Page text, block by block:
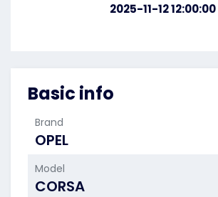
Basic info
Brand
OPEL
Model
CORSA
2025-11-12 12:00:00